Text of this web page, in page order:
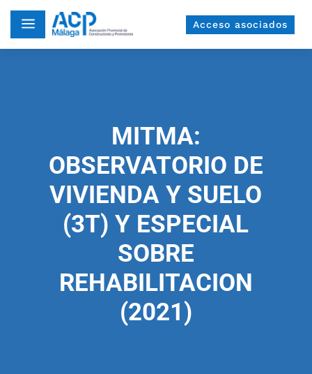
a Acceso asociados
MITMA:
OBSERVATORIO DE
VIVIENDA Y SUELO
(3T) Y ESPECIAL
SOBRE
REHABILITACION
(2021)